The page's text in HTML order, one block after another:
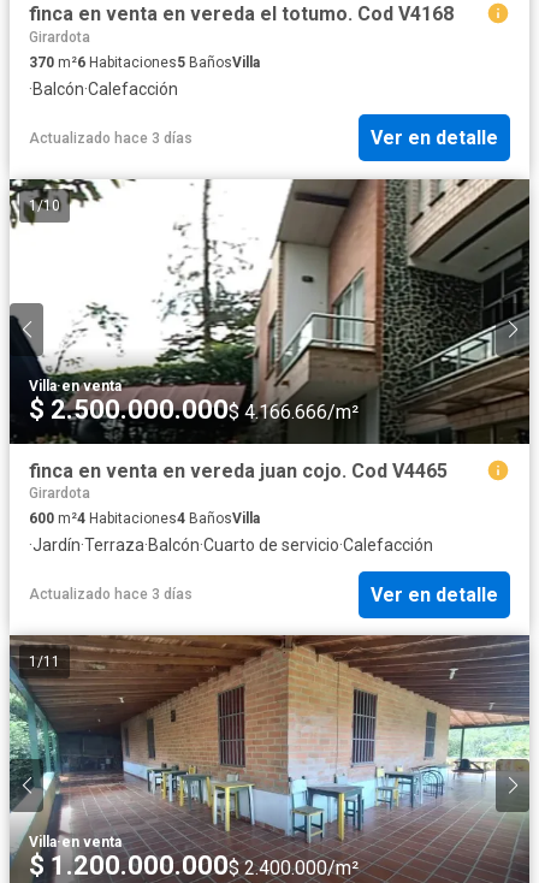
finca en venta en vereda el totumo. Cod V4168
Girardota
370 m²6 Habitaciones5 BañosVilla
·Balcón·Calefacción
Actualizado hace 3 días Ver en detalle
1/10
Villa·en venta
$ 2.500.000.000$ 4.166.666/m²
finca en venta en vereda juan cojo. Cod V4465
Girardota
600 m²4 Habitaciones4 BañosVilla
·Jardín·Terraza·Balcón·Cuarto de servicio·Calefacción
Actualizado hace 3 días Ver en detalle
1/11
Villa·en venta
$ 1.200.000.000$ 2.400.000/m²